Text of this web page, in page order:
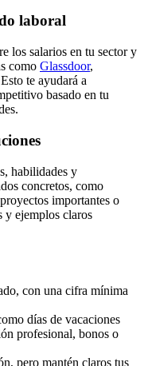
laboral
los salarios en tu sector y
como Glassdoor,
te ayudará a
basado en tu
habilidades y
concretos, como
importantes o
y ejemplos claros
con una cifra mínima
días de vacaciones
profesional, bonos o
pero mantén claros tus